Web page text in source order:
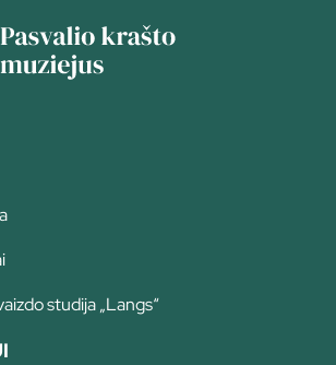
studija „Langs“